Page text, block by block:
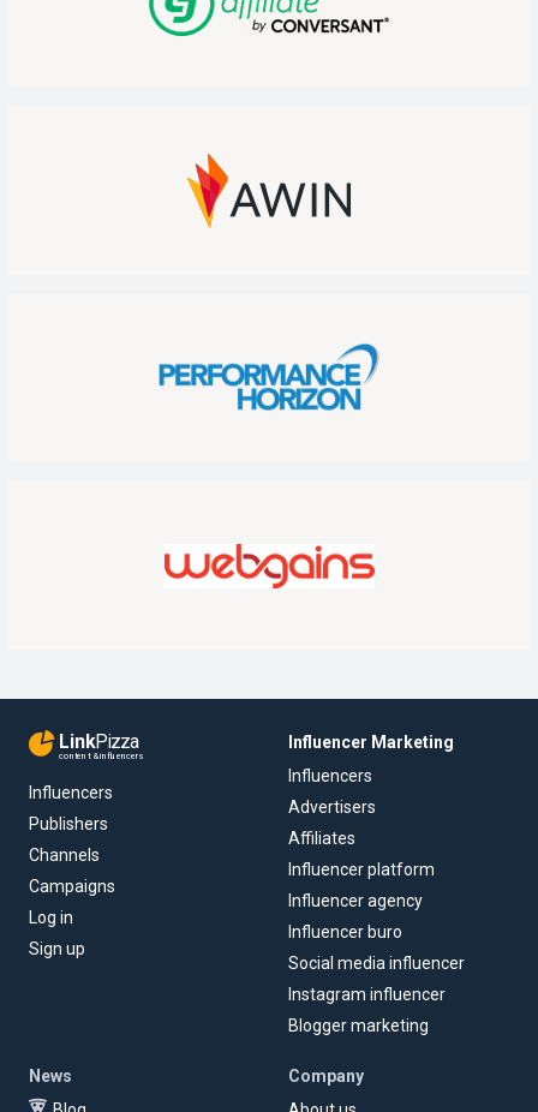
LinkPizza
content & influencers
Influencers
Publishers
Channels
Campaigns
Log in
Sign up
Influencer Marketing
Influencers
Advertisers
Affiliates
Influencer platform
Influencer agency
Influencer buro
Social media influencer
Instagram influencer
Blogger marketing
News
Company